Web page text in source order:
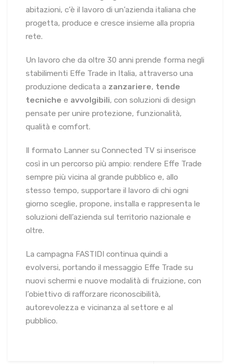
abitazioni, c’è il lavoro di un’azienda italiana che
progetta, produce e cresce insieme alla propria
rete.
Un lavoro che da oltre 30 anni prende forma negli
stabilimenti Effe Trade in Italia, attraverso una
produzione dedicata a zanzariere, tende
tecniche e avvolgibili, con soluzioni di design
pensate per unire protezione, funzionalità,
qualità e comfort.
Il formato Lanner su Connected TV si inserisce
così in un percorso più ampio: rendere Effe Trade
sempre più vicina al grande pubblico e, allo
stesso tempo, supportare il lavoro di chi ogni
giorno sceglie, propone, installa e rappresenta le
soluzioni dell’azienda sul territorio nazionale e
oltre.
La campagna FASTIDI continua quindi a
evolversi, portando il messaggio Effe Trade su
nuovi schermi e nuove modalità di fruizione, con
l’obiettivo di rafforzare riconoscibilità,
autorevolezza e vicinanza al settore e al
pubblico.